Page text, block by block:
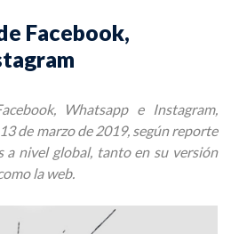
Facebook,
Whatsapp e Instagram,
de marzo de 2019, según reporte
a nivel global, tanto en su versión
la web.